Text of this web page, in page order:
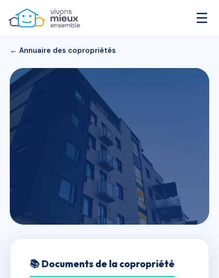
☰
← Annuaire des copropriétés
VILLA ARPEGE
📚 Documents de la copropriété